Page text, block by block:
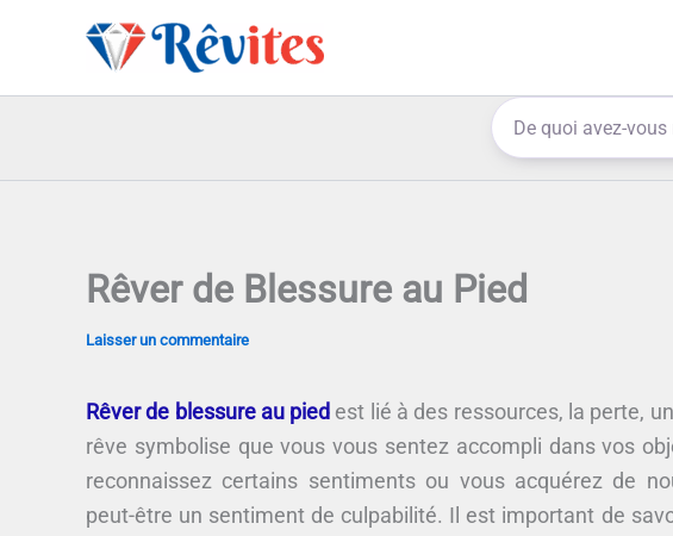
Rêver de Blessure au Pied
Laisser un commentaire
Rêver de blessure au pied est lié à des ressources, la perte,
rêve symbolise que vous vous sentez accompli dans vos
reconnaissez certains sentiments ou vous acquérez de
peut-être un sentiment de culpabilité. Il est important de